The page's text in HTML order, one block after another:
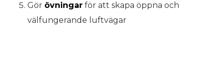
Gör övningar för att skapa öppna och
välfungerande luftvägar